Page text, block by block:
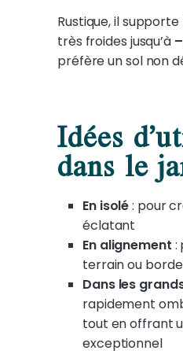
Rustique, il
très froides jusqu’à
préfère un sol non
Idées
dans le
En isolé: pour
éclatant
En alignement :
terrain ou
Dans les
rapidement
tout en offrant
exceptionnel